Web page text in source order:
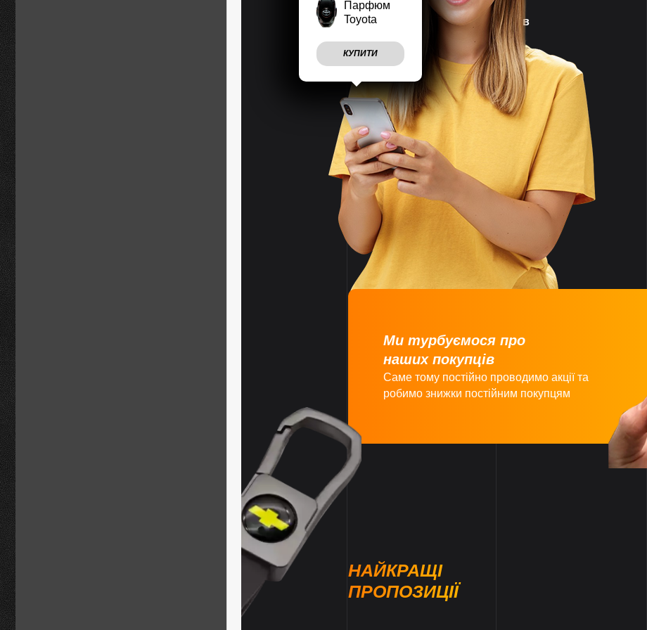
Парфюм
Toyota
КУПИТИ
Наш магазин працює7 днів
Враховуємопобажання
клієнтів
Швидковідправляємо
замовлення
Великий асортимент
товарів
Ми турбуємося про
наших покупців
Саме тому постійно проводимо акції та
робимо знижки постійним покупцям
НАЙКРАЩІ
ПРОПОЗИЦІЇ